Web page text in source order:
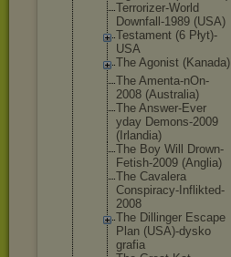
Terrorizer-World
Downfall-1989 (USA)
Testament (6 Płyt)-
USA
The Agonist (Kanada)
The Amenta-nOn-
2008 (Australia)
The Answer-Ever
yday Demons-2009
(Irlandia)
The Boy Will Drown-
Fetis h-2009 (Anglia)
The Cavalera
Conspiracy- Inflikted-
2008
The Dillinger Escape
Plan (USA)-dysko
grafia